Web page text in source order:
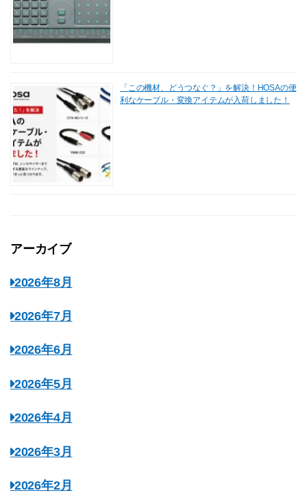
「この機材、どうつなぐ？」を解決！HOSAの便
利なケーブル・変換アイテムが入荷しました！
アーカイブ
2026年8月
2026年7月
2026年6月
2026年5月
2026年4月
2026年3月
2026年2月